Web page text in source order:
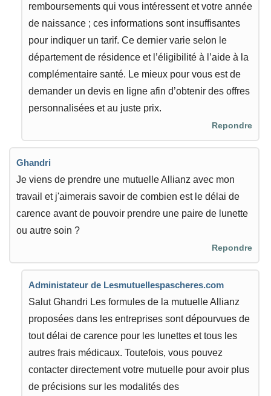
remboursements qui vous intéressent et votre année
de naissance ; ces informations sont insuffisantes
pour indiquer un tarif. Ce dernier varie selon le
département de résidence et l’éligibilité à l’aide à la
complémentaire santé. Le mieux pour vous est de
demander un devis en ligne afin d’obtenir des offres
personnalisées et au juste prix.
Repondre
Ghandri
Je viens de prendre une mutuelle Allianz avec mon
travail et j'aimerais savoir de combien est le délai de
carence avant de pouvoir prendre une paire de lunette
ou autre soin ?
Repondre
Administateur de Lesmutuellespascheres.com
Salut Ghandri Les formules de la mutuelle Allianz
proposées dans les entreprises sont dépourvues de
tout délai de carence pour les lunettes et tous les
autres frais médicaux. Toutefois, vous pouvez
contacter directement votre mutuelle pour avoir plus
de précisions sur les modalités des